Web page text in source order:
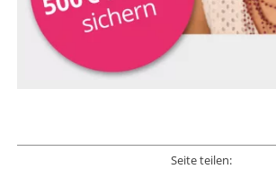
Seite teilen: